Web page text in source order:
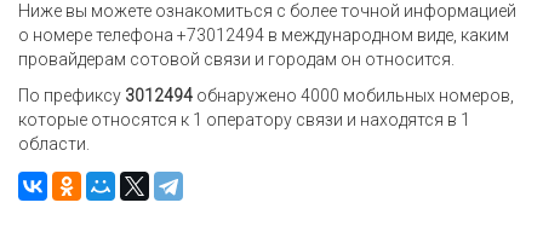
Ниже вы можете ознакомиться с более точной информацией
о номере телефона +73012494 в международном виде, каким
провайдерам сотовой связи и городам он относится.
По префиксу 3012494 обнаружено 4000 мобильных номеров,
которые относятся к 1 оператору связи и находятся в 1
области.